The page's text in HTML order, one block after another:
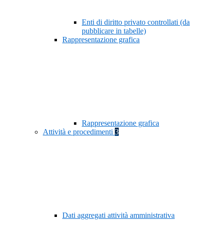
Enti di diritto privato controllati (da
pubblicare in tabelle)
Rappresentazione grafica
Rappresentazione grafica
Attività e procedimenti 3
Dati aggregati attività amministrativa